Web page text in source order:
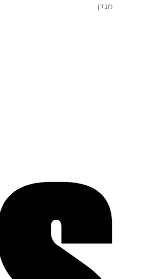
מגזין